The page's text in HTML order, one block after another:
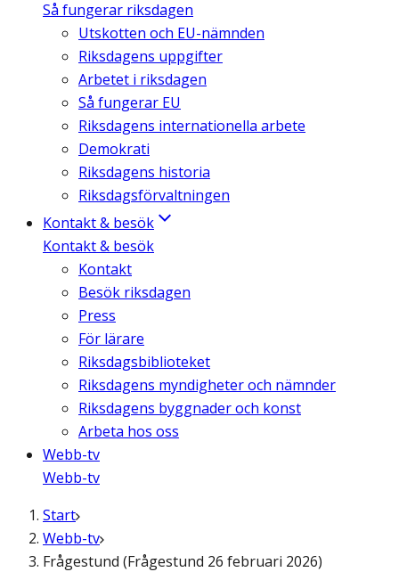
Så fungerar riksdagen
Utskotten och EU-nämnden
Riksdagens uppgifter
Arbetet i riksdagen
Så fungerar EU
Riksdagens internationella arbete
Demokrati
Riksdagens historia
Riksdagsförvaltningen
Kontakt & besök
Kontakt & besök
Kontakt
Besök riksdagen
Press
För lärare
Riksdagsbiblioteket
Riksdagens myndigheter och nämnder
Riksdagens byggnader och konst
Arbeta hos oss
Webb-tv
Webb-tv
Start
Webb-tv
Frågestund (Frågestund 26 februari 2026)